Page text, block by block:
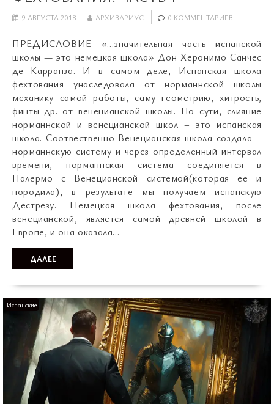
9 АВГУСТА 2018 АРХИВАРИУС 0 КОММЕНТАРИЕВ
ПРЕДИСЛОВИЕ «…значительная часть испанской
школы — это немецкая школа» Дон Херонимо Санчес
де Карранза. И в самом деле, Испанская школа
фехтования унаследовала от норманнской школы
механику самой работы, саму геометрию, хитрость,
финты др. от венецианской школы. По сути, слияние
норманнской и венецианской школ – это испанская
школа. Соотвественно Венецианская школа создала –
норманнскую систему и через определенный интервал
времени, норманнская система соединяется в
Палермо с Венецианской системой(которая ее и
породила), в результате мы получаем испанскую
Дестрезу. Немецкая школа фехтования, после
венецианской, является самой древней школой в
Европе, и она оказала…
ДАЛЕЕ
Испанские